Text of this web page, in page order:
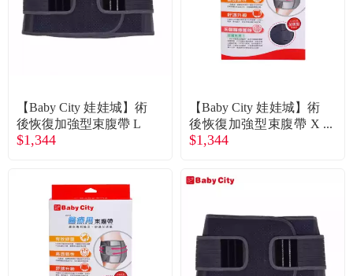
【Baby City 娃娃城】術
後恢復加強型束腹帶 L
$1,344
【Baby City 娃娃城】術
後恢復加強型束腹帶 X
L
$1,344